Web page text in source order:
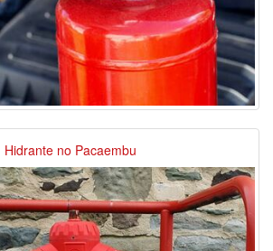
Hidrante no Pacaembu